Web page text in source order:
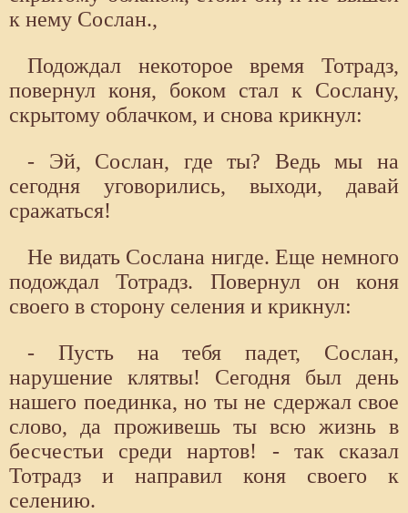
к нему Сослан.,
Подождал некоторое время Тотрадз,
повернул коня, боком стал к Сослану,
скрытому облачком, и снова крикнул:
- Эй, Сослан, где ты? Ведь мы на
сегодня уговорились, выходи, давай
сражаться!
Не видать Сослана нигде. Еще немного
подождал Тотрадз. Повернул он коня
своего в сторону селения и крикнул:
- Пусть на тебя падет, Сослан,
нарушение клятвы! Сегодня был день
нашего поединка, но ты не сдержал свое
слово, да проживешь ты всю жизнь в
бесчестьи среди нартов! - так сказал
Тотрадз и направил коня своего к
селению.